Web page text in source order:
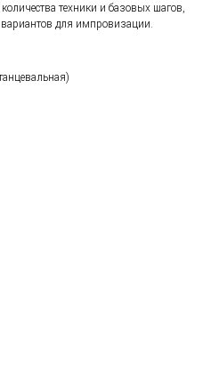
техники и базовых шагов,
вариантов для импровизации.